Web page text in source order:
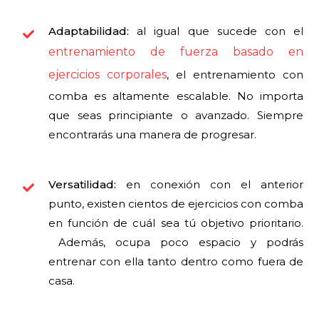
Adaptabilidad:al igual que sucede con el
entrenamiento de fuerza basado en
ejercicios corporales, el entrenamiento con
comba es altamente escalable. No importa
que seas principiante o avanzado. Siempre
encontrarás una manera de progresar.
Versatilidad: en conexión con el anterior
punto, existen cientos de ejercicios con comba
en función de cuál sea tú objetivo prioritario.
Además, ocupa poco espacio y podrás
entrenar con ella tanto dentro como fuera de
casa.